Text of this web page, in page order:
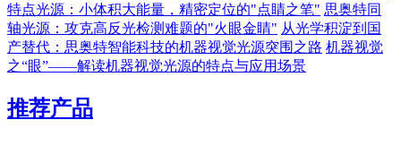
特点光源：小体积大能量，精密定位的"点睛之笔" 思奥特同
轴光源：攻克高反光检测难题的"火眼金睛" 从光学积淀到国
产替代：思奥特智能科技的机器视觉光源突围之路 机器视觉
之“眼”——解读机器视觉光源的特点与应用场景
推荐产品